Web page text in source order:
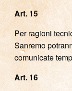
Art. 15
Per ragioni
Sanremo
comunicate
Art. 16